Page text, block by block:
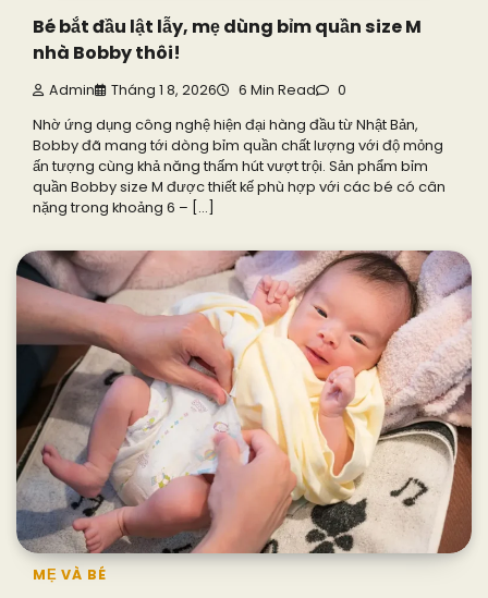
Bé bắt đầu lật lẫy, mẹ dùng bỉm quần size M
nhà Bobby thôi!
Admin Tháng 1 8, 2026 6 Min Read 0
Nhờ ứng dụng công nghệ hiện đại hàng đầu từ Nhật Bản,
Bobby đã mang tới dòng bỉm quần chất lượng với độ mỏng
ấn tượng cùng khả năng thấm hút vượt trội. Sản phẩm bỉm
quần Bobby size M được thiết kế phù hợp với các bé có cân
nặng trong khoảng 6 – […]
MẸ VÀ BÉ